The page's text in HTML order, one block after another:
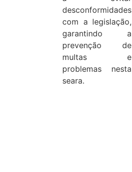
desconformidades
com a legislação,
garantindo a
prevenção de
multas e
problemas nesta
seara.